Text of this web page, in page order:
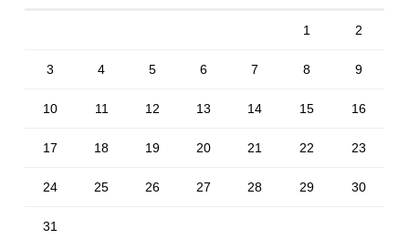
1 2
3 4 5 6 7 8 9
10 11 12 13 14 15 16
17 18 19 20 21 22 23
24 25 26 27 28 29 30
31